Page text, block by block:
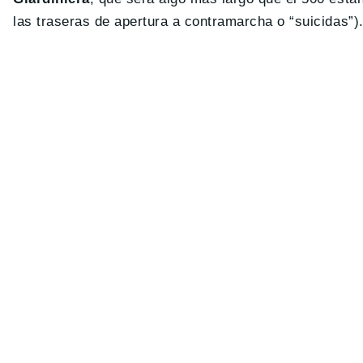
las traseras de apertura a contramarcha o “suicidas”).